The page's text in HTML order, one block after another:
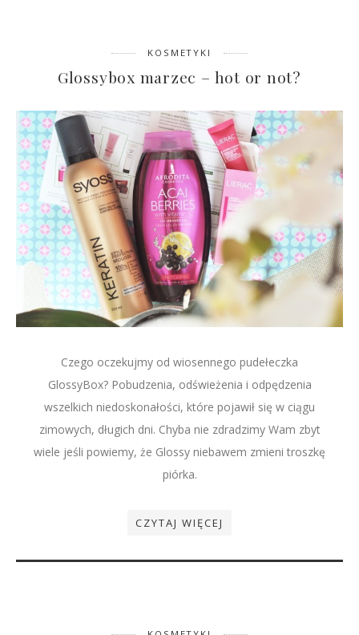
KOSMETYKI
Glossybox marzec – hot or not?
Czego oczekujmy od wiosennego pudełeczka
GlossyBox? Pobudzenia, odświeżenia i odpędzenia
wszelkich niedoskonałości, które pojawił się w ciągu
zimowych, długich dni. Chyba nie zdradzimy Wam zbyt
wiele jeśli powiemy, że Glossy niebawem zmieni troszkę
piórka.
CZYTAJ WIĘCEJ